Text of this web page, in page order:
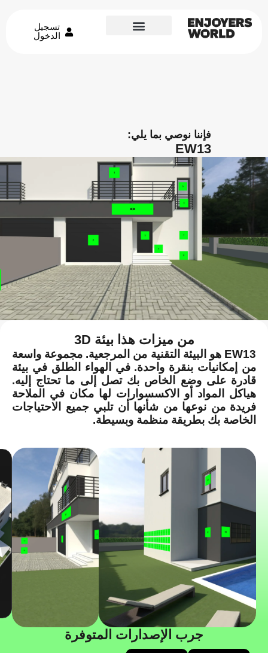
تسجيل
الدخول
فإننا نوصي بما يلي:
EW13
من ميزات هذا بيئة 3D
EW13 هو البيئة التقنية من المرجعية. مجموعة واسعة
من إمكانيات بنقرة واحدة. في الهواء الطلق في بيئة
قادرة على وضع الخاص بك تصل إلى ما تحتاج إليه.
هياكل المواد أو الاكسسوارات لها مكان في الملاحة
فريدة من نوعها من شأنها أن تلبي جميع الاحتياجات
الخاصة بك بطريقة منظمة وبسيطة.
جرب الإصدارات المتوفرة